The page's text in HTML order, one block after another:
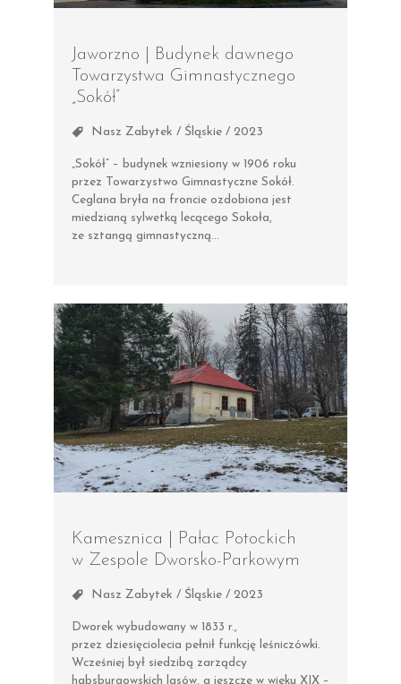
Jaworzno | Budynek dawnego
Towarzystwa Gimnastycznego
„Sokół”
Nasz Zabytek / Śląskie / 2023
„Sokół” – budynek wzniesiony w 1906 roku
przez Towarzystwo Gimnastyczne Sokół.
Ceglana bryła na froncie ozdobiona jest
miedzianą sylwetką lecącego Sokoła,
ze sztangą gimnastyczną…
Kamesznica | Pałac Potockich
w Zespole Dworsko-Parkowym
Nasz Zabytek / Śląskie / 2023
Dworek wybudowany w 1833 r.,
przez dziesięciolecia pełnił funkcję leśniczówki.
Wcześniej był siedzibą zarządcy
habsburgowskich lasów, a jeszcze w wieku XIX –